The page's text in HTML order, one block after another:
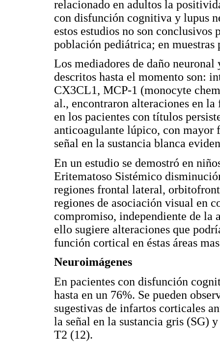
relacionado en adultos la
con disfunción cognitiva y lupus
estos estudios no son conclusivos
población pediátrica; en muestras
Los mediadores de daño
descritos hasta el momento son:
CX3CL1, MCP-1 (monocyte
al., encontraron alteraciones en
en los pacientes con títulos
anticoagulante lúpico, con mayor
señal en la sustancia blanca
En un estudio se demostró en
Eritematoso Sistémico
regiones frontal lateral,
regiones de asociación visual en
compromiso, independiente de la
ello sugiere alteraciones que
función cortical en éstas áreas
Neuroimágenes
En pacientes con disfunción
hasta en un 76%. Se pueden
sugestivas de infartos corticales
la señal en la sustancia gris (SG)
T2 (12).